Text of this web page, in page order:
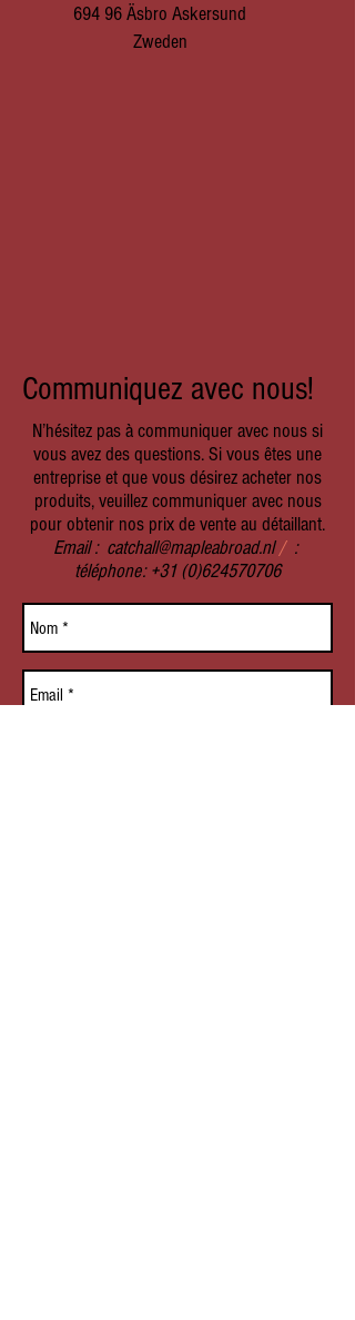
694 96 Äsbro Askersund
Zweden
Communiquez avec nous!
N’hésitez pas à communiquer avec nous si
vous avez des questions. Si vous êtes une
entreprise et que vous désirez acheter nos
produits, veuillez communiquer avec nous
pour obtenir nos prix de vente au détaillant.
Email : catchall@mapleabroad.nl / :
téléphone:+31 (0)624570706